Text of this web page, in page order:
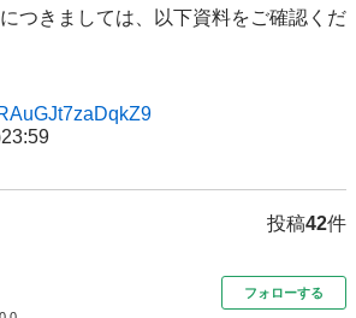
つきましては、以下資料をご確認くだ
投稿42件
フォローする